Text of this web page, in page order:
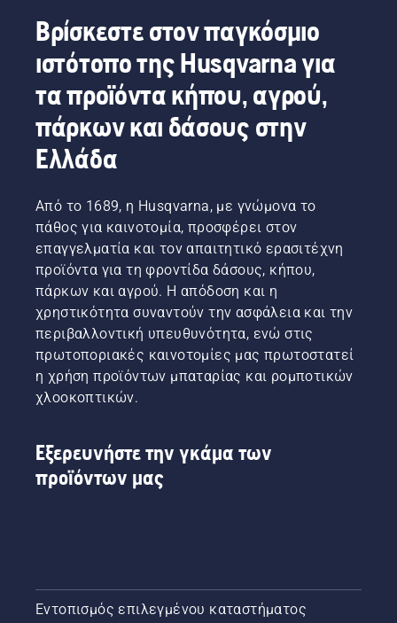
Βρίσκεστε στον παγκόσμιο
ιστότοπο της Husqvarna για
τα προϊόντα κήπου, αγρού,
πάρκων και δάσους στην
Ελλάδα
Από το 1689, η Husqvarna, με γνώμονα το
πάθος για καινοτομία, προσφέρει στον
επαγγελματία και τον απαιτητικό ερασιτέχνη
προϊόντα για τη φροντίδα δάσους, κήπου,
πάρκων και αγρού. Η απόδοση και η
χρηστικότητα συναντούν την ασφάλεια και την
περιβαλλοντική υπευθυνότητα, ενώ στις
πρωτοποριακές καινοτομίες μας πρωτοστατεί
η χρήση προϊόντων μπαταρίας και ρομποτικών
χλοοκοπτικών.
Εξερευνήστε την γκάμα των
προϊόντων μας
Εντοπισμός επιλεγμένου καταστήματος